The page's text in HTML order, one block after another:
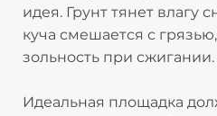
идея. Грунт тянет влагу
куча смешается с
зольность при сжигании.
Идеальная площадка